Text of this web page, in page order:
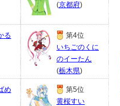
る
め
(京都府)
第4位
いちごのくに
のイーたん
(栃木県)
第5位
黄桜すい